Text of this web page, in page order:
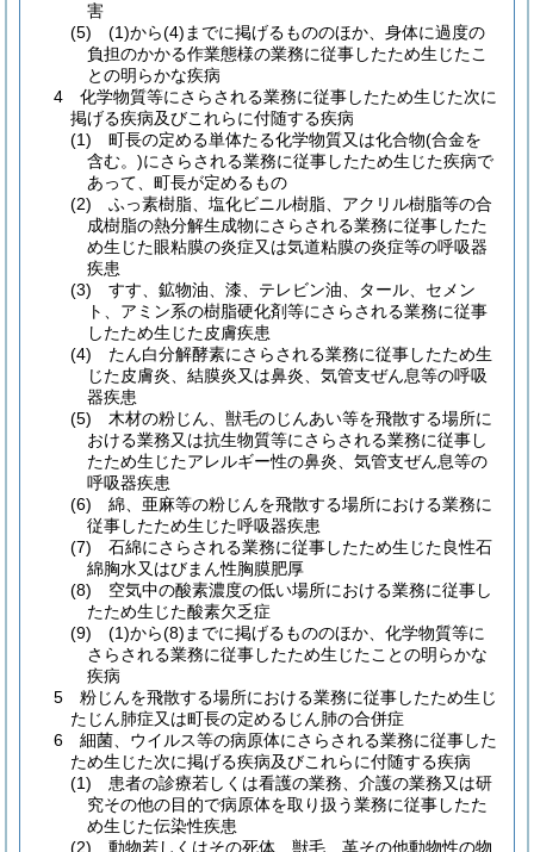
害
(5) (1)から(4)までに掲げるもののほか、身体に過度の
負担のかかる作業態様の業務に従事したため生じたこ
との明らかな疾病
4 化学物質等にさらされる業務に従事したため生じた次に
掲げる疾病及びこれらに付随する疾病
(1) 町長の定める単体たる化学物質又は化合物(合金を
含む。)にさらされる業務に従事したため生じた疾病で
あって、町長が定めるもの
(2) ふっ素樹脂、塩化ビニル樹脂、アクリル樹脂等の合
成樹脂の熱分解生成物にさらされる業務に従事したた
め生じた眼粘膜の炎症又は気道粘膜の炎症等の呼吸器
疾患
(3) すす、鉱物油、漆、テレビン油、タール、セメン
ト、アミン系の樹脂硬化剤等にさらされる業務に従事
したため生じた皮膚疾患
(4) たん白分解酵素にさらされる業務に従事したため生
じた皮膚炎、結膜炎又は鼻炎、気管支ぜん息等の呼吸
器疾患
(5) 木材の粉じん、獣毛のじんあい等を飛散する場所に
おける業務又は抗生物質等にさらされる業務に従事し
たため生じたアレルギー性の鼻炎、気管支ぜん息等の
呼吸器疾患
(6) 綿、亜麻等の粉じんを飛散する場所における業務に
従事したため生じた呼吸器疾患
(7) 石綿にさらされる業務に従事したため生じた良性石
綿胸水又はびまん性胸膜肥厚
(8) 空気中の酸素濃度の低い場所における業務に従事し
たため生じた酸素欠乏症
(9) (1)から(8)までに掲げるもののほか、化学物質等に
さらされる業務に従事したため生じたことの明らかな
疾病
5 粉じんを飛散する場所における業務に従事したため生じ
たじん肺症又は町長の定めるじん肺の合併症
6 細菌、ウイルス等の病原体にさらされる業務に従事した
ため生じた次に掲げる疾病及びこれらに付随する疾病
(1) 患者の診療若しくは看護の業務、介護の業務又は研
究その他の目的で病原体を取り扱う業務に従事したた
め生じた伝染性疾患
(2) 動物若しくはその死体、獣毛、革その他動物性の物